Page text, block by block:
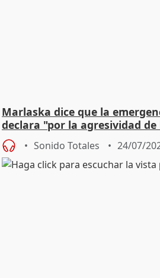
Marlaska dice que la
declara "por la agresividad
Sonido Totales 24/07/